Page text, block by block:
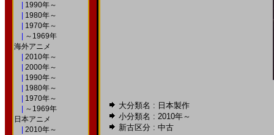
1990年～
1980年～
1970年～
～1969年
海外アニメ
2010年～
2000年～
1990年～
1980年～
1970年～
～1969年
日本アニメ
2010年～
大分類名 : 日本製作
小分類名 : 2010年～
新古区分 : 中古